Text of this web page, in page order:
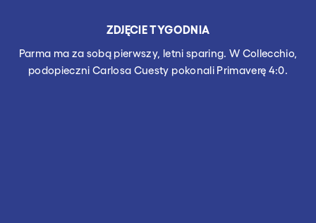
ZDJĘCIE TYGODNIA
Parma ma za sobą pierwszy, letni sparing. W Collecchio,
podopieczni Carlosa Cuesty pokonali Primaverę 4:0.